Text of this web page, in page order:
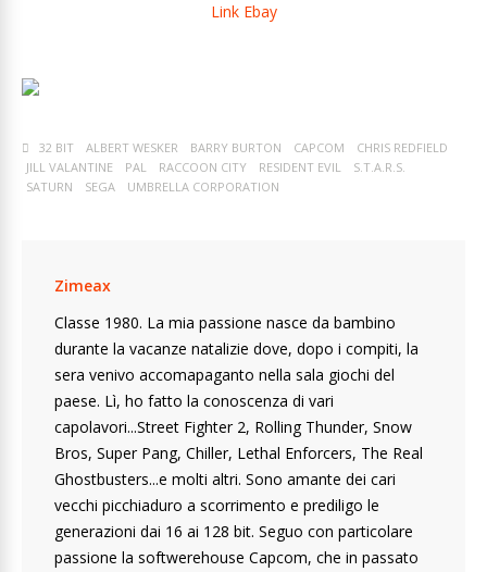
Link Ebay
32 BIT ALBERT WESKER BARRY BURTON CAPCOM
CHRIS REDFIELD
JILL VALANTINE
PAL RACCOON CITY RESIDENT EVIL
S.T.A.R.S.
SATURN
SEGA UMBRELLA CORPORATION
Zimeax
Classe 1980. La mia passione nasce da bambino
durante la vacanze natalizie dove, dopo i compiti, la
sera venivo accomapaganto nella sala giochi del
paese. Lì, ho fatto la conoscenza di vari
capolavori...Street Fighter 2, Rolling Thunder, Snow
Bros, Super Pang, Chiller, Lethal Enforcers, The Real
Ghostbusters...e molti altri. Sono amante dei cari
vecchi picchiaduro a scorrimento e prediligo le
generazioni dai 16 ai 128 bit. Seguo con particolare
passione la softwerehouse Capcom, che in passato